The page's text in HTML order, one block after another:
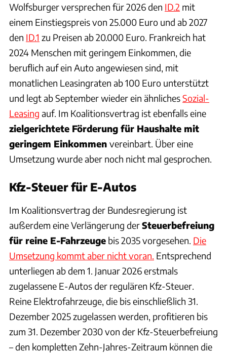
Wolfsburger versprechen für 2026 den ID.2 mit
einem Einstiegspreis von 25.000 Euro und ab 2027
den ID.1 zu Preisen ab 20.000 Euro. Frankreich hat
2024 Menschen mit geringem Einkommen, die
beruflich auf ein Auto angewiesen sind, mit
monatlichen Leasingraten ab 100 Euro unterstützt
und legt ab September wieder ein ähnlichesSozial-
Leasing auf. Im Koalitionsvertrag ist ebenfalls eine
zielgerichtete Förderung für Haushalte mit
geringem Einkommen vereinbart. Über eine
Umsetzung wurde aber noch nicht mal gesprochen.
Kfz-Steuer für E-Autos
Im Koalitionsvertrag der Bundesregierung ist
außerdem eine Verlängerung derSteuerbefreiung
für reine E-Fahrzeuge bis 2035 vorgesehen. Die
Umsetzung kommt aber nicht voran. Entsprechend
unterliegen ab dem 1. Januar 2026 erstmals
zugelassene E-Autos der regulären Kfz-Steuer.
Reine Elektrofahrzeuge, die bis einschließlich 31.
Dezember 2025 zugelassen werden, profitieren bis
zum 31. Dezember 2030 von der Kfz-Steuerbefreiung
– den kompletten Zehn-Jahres-Zeitraum können die